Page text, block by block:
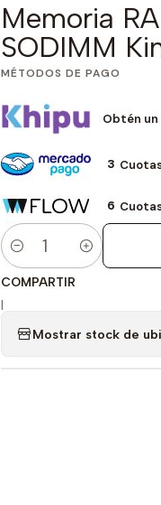
Memoria
SODIMM
MÉTODOS DE PAGO
Obtén
3
6
Cantidad
COMPARTIR
|
Mostrar stock de